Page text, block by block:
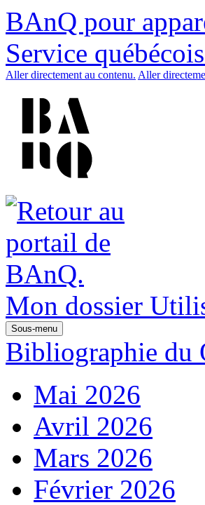
BAnQ pour
Service
Aller directement au contenu. Aller
Mon dossier
Sous-menu
Bibliographie du
Mai 2026
Avril 2026
Mars 2026
Février 2026